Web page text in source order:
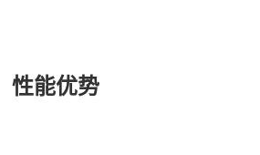
性能优势